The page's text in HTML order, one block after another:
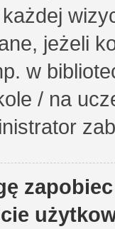
jeżeli
w
/ na